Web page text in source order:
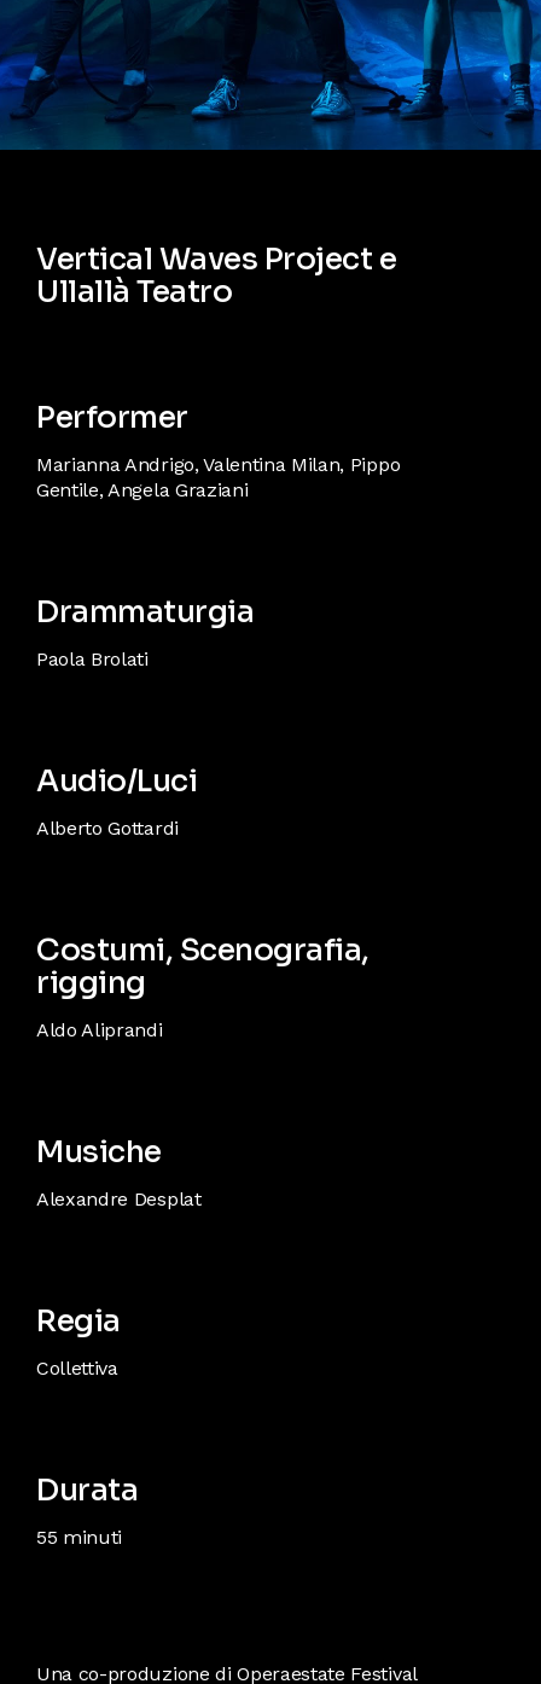
Vertical Waves Project e
Ullallà Teatro
Performer
Marianna Andrigo, Valentina Milan, Pippo
Gentile, Angela Graziani
Drammaturgia
Paola Brolati
Audio/Luci
Alberto Gottardi
Costumi, Scenografia,
rigging
Aldo Aliprandi
Musiche
Alexandre Desplat
Regia
Collettiva
Durata
55 minuti
Una co-produzione di Operaestate Festival